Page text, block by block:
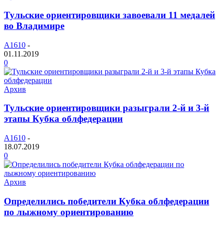
Тульские ориентировщики завоевали 11 медалей
во Владимире
A1610 -
01.11.2019
0
Архив
Тульские ориентировщики разыграли 2-й и 3-й
этапы Кубка облфедерации
A1610 -
18.07.2019
0
Архив
Определились победители Кубка облфедерации
по лыжному ориентированию